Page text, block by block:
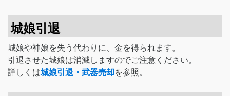
城娘引退
城娘や神娘を失う代わりに、金を得られます。
引退させた城娘は消滅しますのでご注意ください。
詳しくは城娘引退・武器売却を参照。